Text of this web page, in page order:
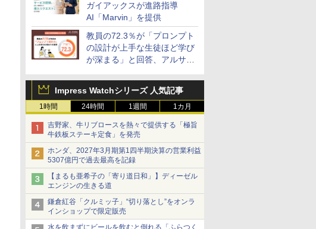
ガイアックスが進路指導
AI「Marvin」を提供
教員の72.3％が「プロンプト
の設計が上手な生徒ほど学び
が深まる」と回答、アルサー
Impress Watchシリーズ 人気記事
1時間 24時間 1週間 1カ月
吉野家、牛リブロースを熱々で提供する「極旨
牛鉄板ステーキ定食」を発売
ホンダ、2027年3月期第1四半期決算の営業利益
5307億円で過去最高を記録
【まるも亜希子の「寄り道日和」】ディーゼル
エンジンの生きる道
鎌倉紅谷「クルミッ子」“切り落とし”をオンラ
インショップで限定販売
水を飲まずにビールを飲むと倒れる「ふらつく